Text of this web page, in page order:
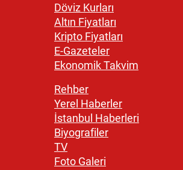
Döviz Kurları
Altın Fiyatları
Kripto Fiyatları
E-Gazeteler
Ekonomik Takvim
Rehber
Yerel Haberler
İstanbul Haberleri
Biyografiler
TV
Foto Galeri